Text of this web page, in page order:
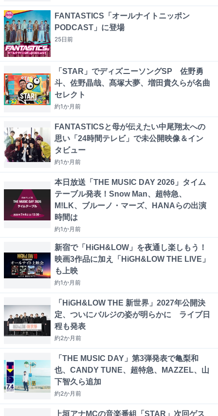
FANTASTICS「オールナイトニッポン
PODCAST」に登場
25日前
「STAR」でディズニーソングSP 佐野勇
斗、佐野晶哉、髙塚大夢、増田貴久らが名曲
セレクト
約1か月前
FANTASTICSと母が伝えたい中尾翔太への
思い「24時間テレビ」で未公開映像＆イン
タビュー
約1か月前
本日放送「THE MUSIC DAY 2026」タイム
テーブル発表！Snow Man、超特急、
M!LK、ブルーノ・マーズ、HANAらの出演
時間は
約1か月前
新宿で「HiGH&LOW」を夜通し楽しもう！
映画3作品に加え「HiGH&LOW THE LIVE」
も上映
約1か月前
「HiGH&LOW THE 新世界」2027年公開決
定、ついにバルジの姿が明らかに ライブ日
程も発表
約2か月前
「THE MUSIC DAY」第3弾発表で亀梨和
也、CANDY TUNE、超特急、MAZZEL、山
下智久ら追加
約2か月前
上垣アナMCの音楽番組「STAR」次回ゲス